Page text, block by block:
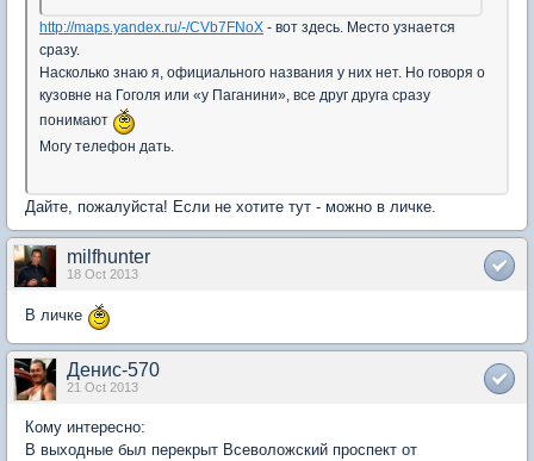
http://maps.yandex.ru/-/CVb7FNoX - вот здесь. Место узнается
сразу.
Насколько знаю я, официального названия у них нет. Но говоря о
кузовне на Гоголя или «у Паганини», все друг друга сразу
понимают
Могу телефон дать.
Дайте, пожалуйста! Если не хотите тут - можно в личке.
milfhunter
18 Oct 2013
В личке
Денис-570
21 Oct 2013
Кому интересно:
В выходные был перекрыт Всеволожский проспект от